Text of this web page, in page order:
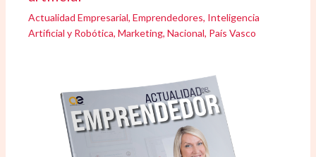
Actualidad Empresarial,Emprendedores, Inteligencia
Artificial y Robótica,Marketing,Nacional, País Vasco